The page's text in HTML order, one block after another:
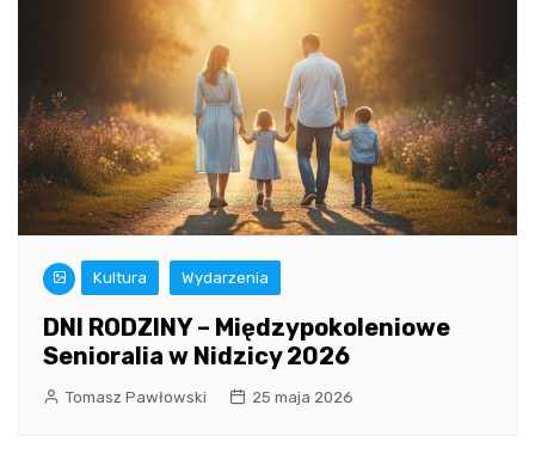
Kultura Wydarzenia
DNI RODZINY – Międzypokoleniowe
Senioralia w Nidzicy 2026
Tomasz Pawłowski 25 maja 2026